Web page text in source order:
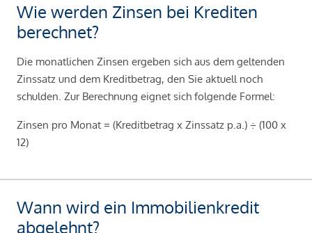
Wie werden Zinsen bei Krediten
berechnet?
Die monatlichen Zinsen ergeben sich aus dem geltenden
Zinssatz und dem Kreditbetrag, den Sie aktuell noch
schulden. Zur Berechnung eignet sich folgende Formel:
Zinsen pro Monat = (Kreditbetrag x Zinssatz p.a.) ÷ (100 x
12)
Wann wird ein Immobilienkredit
abgelehnt?